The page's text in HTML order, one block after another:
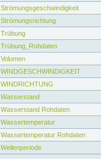
Strömungsgeschwindigkeit
Strömungsrichtung
Trübung
Trübung_Rohdaten
Volumen
WINDGESCHWINDIGKEIT
WINDRICHTUNG
Wasserstand
Wasserstand Rohdaten
Wassertemperatur
Wassertemperatur Rohdaten
Wellenperiode